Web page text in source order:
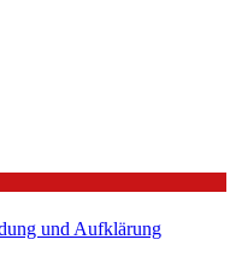
und Aufklärung